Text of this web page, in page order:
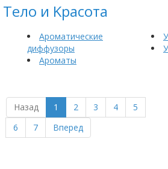
Тело и Kрасота
Aроматические
диффузоры
Ароматы
Назад 1 2 3 4
5
6
7 Вперед